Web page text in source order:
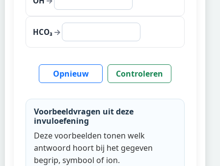
HCO₃ →
Opnieuw Controleren
Voorbeeldvragen uit deze
invuloefening
Deze voorbeelden tonen welk
antwoord hoort bij het gegeven
begrip, symbool of ion.